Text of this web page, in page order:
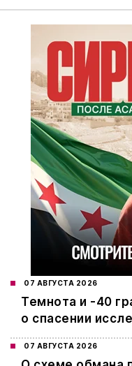
07 АВГУСТА 2026
Темнота и -40
о спасении
07 АВГУСТА 2026